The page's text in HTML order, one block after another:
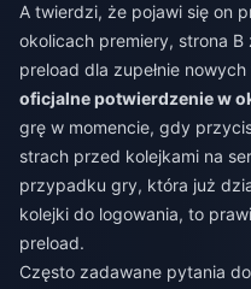
A twierdzi, że pojawi się on
okolicach premiery, strona
preload dla zupełnie
oficjalne potwierdzenie w
grę w momencie, gdy
strach przed kolejkami na
przypadku gry, która już
kolejki do logowania, to
preload.
Często zadawane pytania